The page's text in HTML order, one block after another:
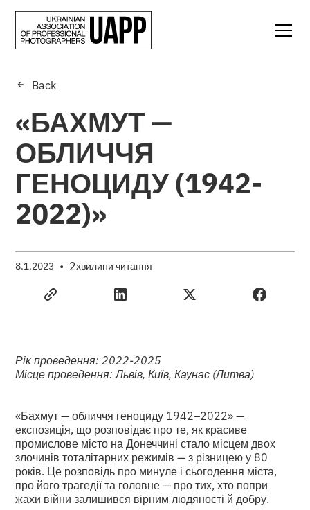
Back
«БАХМУТ —
ОБЛИЧЧЯ
ГЕНОЦИДУ (1942-
2022)»
8.1.2023 • 2хвилини читання
Рік проведення: 2022-2025
Місце проведення: Львів, Київ, Каунас (Литва)
«Бахмут — обличчя геноциду 1942–2022» —
експозиція, що розповідає про те, як красиве
промислове місто на Донеччині стало місцем двох
злочинів тоталітарних режимів — з різницею у 80
років. Це розповідь про минуле і сьогодення міста,
про його трагедії та головне — про тих, хто попри
жахи війни залишився вірним людяності й добру.